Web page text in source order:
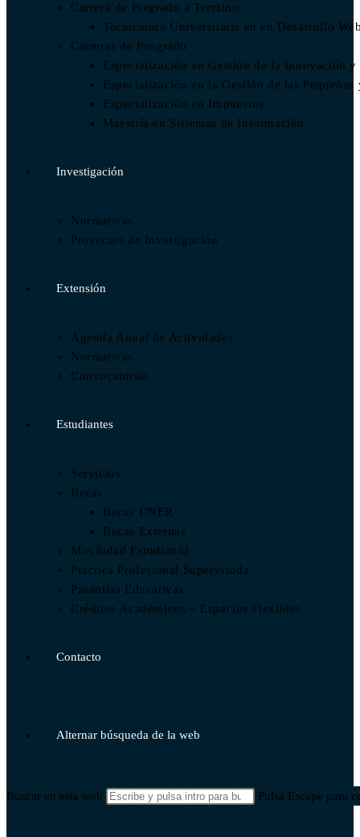
Carrera de Pregrado a Termino
Tecnicatura Universitaria en en Desarrollo
Carreras de Posgrado
Especialización en Gestión de la Innovación
Especialización en la Gestión de las
Especialización en Impuestos​
Maestría en Sistemas de Información
Investigación
Normativas
Proyectos de Investigación
Extensión
Agenda Anual de Actividades
Normativas
Convocatorias
Estudiantes
Servicios
Becas
Becas UNER
Becas Externas
Movilidad Estudiantil
Práctica Profesional Supervisada
Pasantías Educativas
Créditos Académicos – Espacios Flexibles
Contacto
Alternar búsqueda de la web
Buscar en esta web Pulsa Escape para